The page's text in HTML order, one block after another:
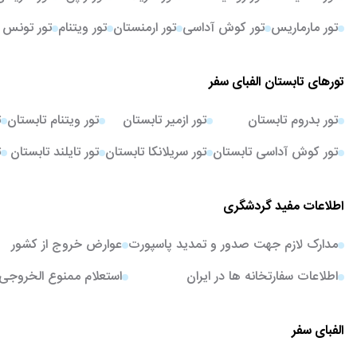
تور مارماریس تور کوش آداسی تور ارمنستان تور ویتنام تور تونس
تورهای تابستان الفبای سفر
تور بدروم تابستان
تور کوش آداسی تابستان
تور ازمیر تابستان
تور سریلانکا تابستان
تور ویتنام تابستان
تور تایلند تابستان
اطلاعات مفید گردشگری
مدارک لازم جهت صدور و تمدید پاسپورت
اطلاعات سفارتخانه ها در ایران
عوارض خروج از کشور
استعلام ممنوع
الفبای سفر